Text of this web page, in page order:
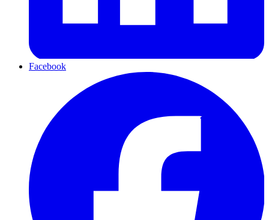
Facebook